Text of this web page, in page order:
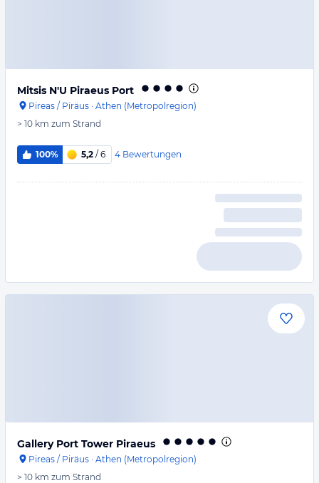
Mitsis N'U Piraeus Port
Pireas / Piräus · Athen (Metropolregion)
> 10 km zum Strand
100% 5,2 / 6 4 Bewertungen
Gallery Port Tower Piraeus
Pireas / Piräus · Athen (Metropolregion)
> 10 km zum Strand